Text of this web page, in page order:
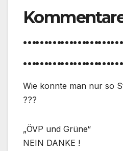
Wie konnte man nur so
???
„ÖVP und Grüne“
NEIN DANKE !